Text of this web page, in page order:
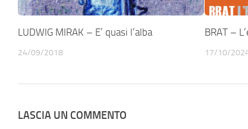
LUDWIG MIRAK – E’ quasi l’alba
24/09/2018
BRAT –
17/10/
LASCIA UN COMMENTO